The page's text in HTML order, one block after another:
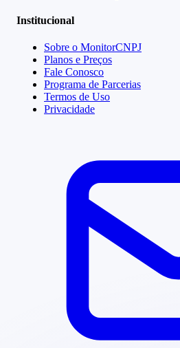
Institucional
Sobre o MonitorCNPJ
Planos e Preços
Fale Conosco
Programa de Parcerias
Termos de Uso
Privacidade